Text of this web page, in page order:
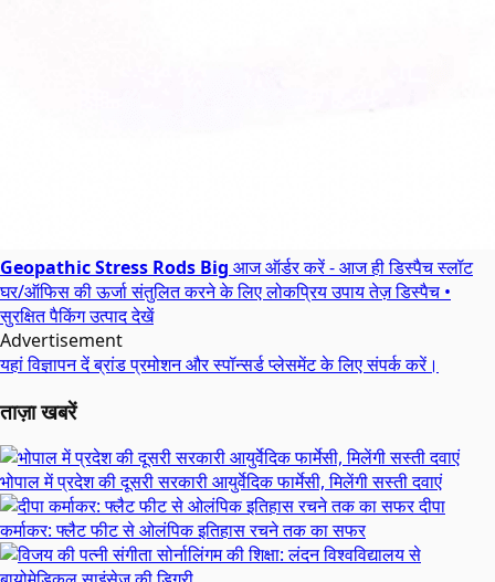
Geopathic Stress Rods Big आज ऑर्डर करें - आज ही डिस्पैच स्लॉट
घर/ऑफिस की ऊर्जा संतुलित करने के लिए लोकप्रिय उपायतेज़ डिस्पैच •
सुरक्षित पैकिंगउत्पाद देखें
Advertisement
यहां विज्ञापन देंब्रांड प्रमोशन और स्पॉन्सर्ड प्लेसमेंट के लिए संपर्क करें।
ताज़ा खबरें
भोपाल में प्रदेश की दूसरी सरकारी आयुर्वेदिक फार्मेसी, मिलेंगी सस्ती दवाएं
दीपा
कर्माकर: फ्लैट फीट से ओलंपिक इतिहास रचने तक का सफर